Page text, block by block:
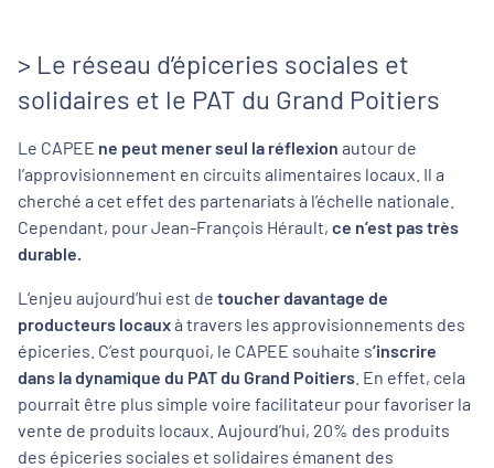
> Le réseau d’épiceries sociales et
solidaires et le PAT du Grand Poitiers
Le CAPEE ne peut mener seul la réflexion autour de
l’approvisionnement en circuits alimentaires locaux. Il a
cherché a cet effet des partenariats à l’échelle nationale.
Cependant, pour Jean-François Hérault, ce n’est pas très
durable.
L’enjeu aujourd’hui est de toucher davantage de
producteurs locauxà travers les approvisionnements des
épiceries. C’est pourquoi, le CAPEE souhaite s’inscrire
dans la dynamique du PAT du Grand Poitiers . En effet, cela
pourrait être plus simple voire facilitateur pour favoriser la
vente de produits locaux. Aujourd’hui, 20% des produits
des épiceries sociales et solidaires émanent des